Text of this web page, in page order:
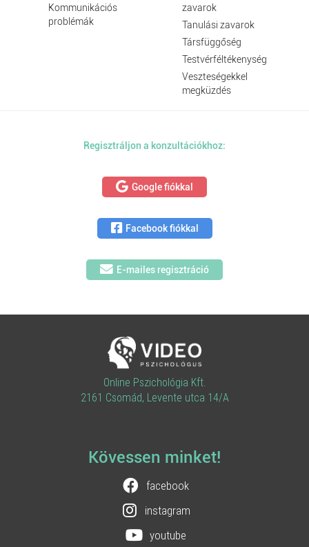
Kommunikációs
problémák
zavarok
Tanulási zavarok
Társfüggőség
Testvérféltékenység
Veszteségekkel
megküzdés
Regisztráljon a konzultációkhoz:
Google fiókkal
Facebook fiókkal
E-mailes regisztráció
Online Pszichológia Kft.
2161 Csomád, Levente utca 14/A
Kövessen minket!
facebook
instagram
youtube